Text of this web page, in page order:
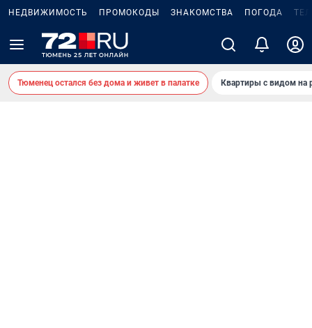
НЕДВИЖИМОСТЬ ПРОМОКОДЫ ЗНАКОМСТВА ПОГОДА
Тюменец остался без дома и живет в палатке Квартиры с видом на